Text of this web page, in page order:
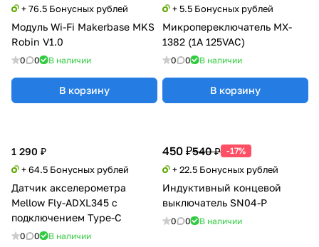
+ 76.5 Бонусных рублей
Модуль Wi-Fi Makerbase MKS
Robin V1.0
0 0 В наличии
В корзину
+ 5.5 Бонусных рублей
Микропереключатель MX-
1382 (1A 125VAC)
0 0 В наличии
В корзину
1 290 ₽
+ 64.5 Бонусных рублей
Датчик акселерометра
Mellow Fly-ADXL345 с
подключением Type-C
0 0 В наличии
450 ₽540 ₽ -17%
+ 22.5 Бонусных рублей
Индуктивный концевой
выключатель SN04-P
0 0 В наличии